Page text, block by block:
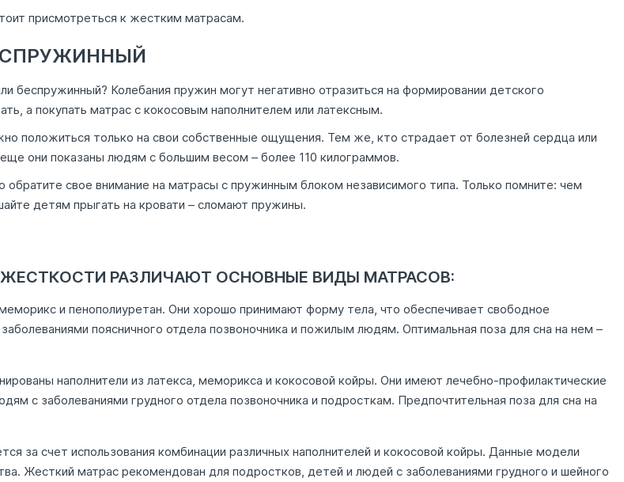
присмотреться к жестким матрасам.
беспружинный? Колебания пружин могут негативно отразиться на формировании детского
а покупать матрас с кокосовым наполнителем или латексным.
положиться только на свои собственные ощущения. Тем же, кто страдает от болезней сердца или
они показаны людям с большим весом – более 110 килограммов.
свое внимание на матрасы с пружинным блоком независимого типа. Только помните: чем
детям прыгать на кровати – сломают пружины.
РАЗЛИЧАЮТ ОСНОВНЫЕ ВИДЫ МАТРАСОВ:
и пенополиуретан. Они хорошо принимают форму тела, что обеспечивает свободное
поясничного отдела позвоночника и пожилым людям. Оптимальная поза для сна на нем –
наполнители из латекса, меморикса и кокосовой койры. Они имеют лечебно-профилактические
с заболеваниями грудного отдела позвоночника и подросткам. Предпочтительная поза для сна на
за счет использования комбинации различных наполнителей и кокосовой койры. Данные модели
Жесткий матрас рекомендован для подростков, детей и людей с заболеваниями грудного и шейного